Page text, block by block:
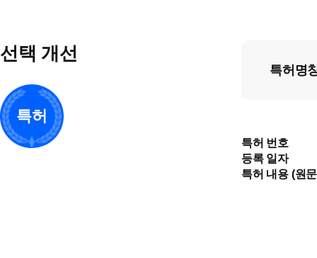
선택 개선
특허
특허명
특허 번호
등록 일자
특허 내용 (원